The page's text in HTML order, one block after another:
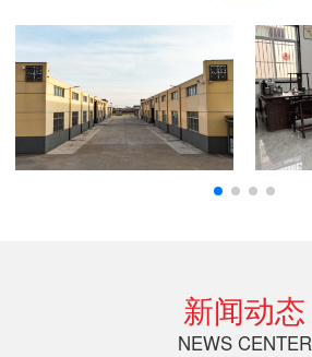
新闻动态
NEWS CENTER